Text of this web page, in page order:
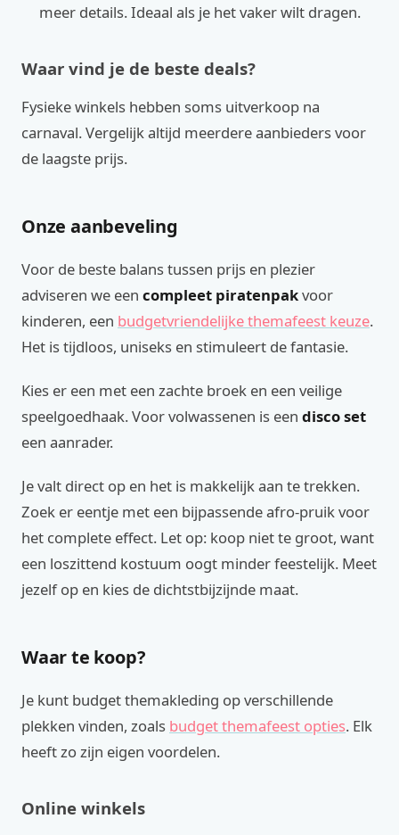
meer details. Ideaal als je het vaker wilt dragen.
Waar vind je de beste deals?
Fysieke winkels hebben soms uitverkoop na
carnaval. Vergelijk altijd meerdere aanbieders voor
de laagste prijs.
Onze aanbeveling
Voor de beste balans tussen prijs en plezier
adviseren we een compleet piratenpakvoor
kinderen, een budgetvriendelijke themafeest keuze.
Het is tijdloos, uniseks en stimuleert de fantasie.
Kies er een met een zachte broek en een veilige
speelgoedhaak. Voor volwassenen is een disco set
een aanrader.
Je valt direct op en het is makkelijk aan te trekken.
Zoek er eentje met een bijpassende afro-pruik voor
het complete effect. Let op: koop niet te groot, want
een loszittend kostuum oogt minder feestelijk. Meet
jezelf op en kies de dichtstbijzijnde maat.
Waar te koop?
Je kunt budget themakleding op verschillende
plekken vinden, zoals budget themafeest opties. Elk
heeft zo zijn eigen voordelen.
Online winkels